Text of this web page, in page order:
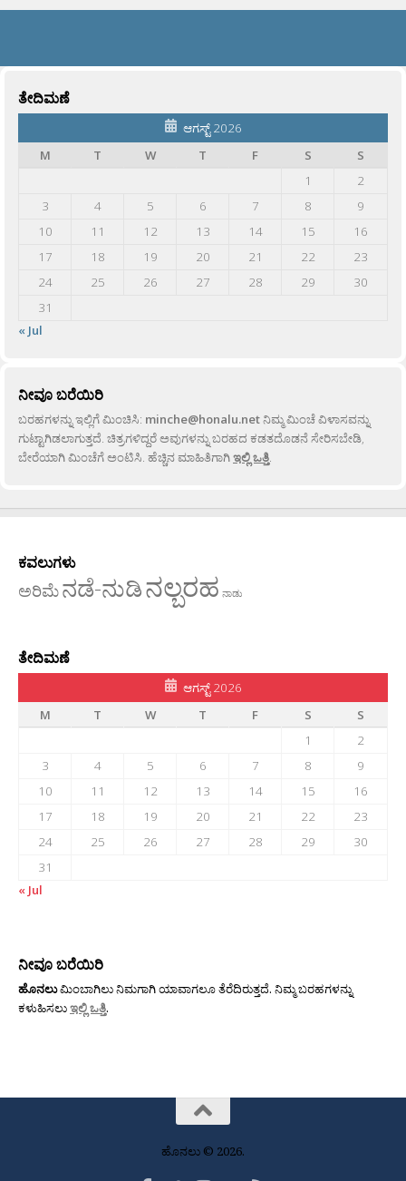
ತೇದಿಮಣೆ
ಆಗಸ್ಟ್ 2026
M
T W T F S
S
1
2
3
4 5 6 7 8
9
10
11 12 13 14 15
16
17
18 19 20 21 22
23
24
25 26 27 28 29
30
31
« Jul
ನೀವೂ ಬರೆಯಿರಿ
ಬರಹಗಳನ್ನು ಇಲ್ಲಿಗೆ ಮಿಂಚಿಸಿ: minche@honalu.netನಿಮ್ಮ ಮಿಂಚೆ ವಿಳಾಸವನ್ನು
ಗುಟ್ಟಾಗಿಡಲಾಗುತ್ತದೆ. ಚಿತ್ರಗಳಿದ್ದರೆ ಅವುಗಳನ್ನು ಬರಹದ ಕಡತದೊಡನೆ ಸೇರಿಸಬೇಡಿ,
ಬೇರೆಯಾಗಿ ಮಿಂಚೆಗೆ ಅಂಟಿಸಿ. ಹೆಚ್ಚಿನ ಮಾಹಿತಿಗಾಗಿಇಲ್ಲಿ ಒತ್ತಿ.
ಕವಲುಗಳು
ಅರಿಮೆನಡೆ-ನುಡಿನಲ್ಬರಹ ನಾಡು
ತೇದಿಮಣೆ
ಆಗಸ್ಟ್ 2026
M
T W T F S
S
1
2
3
4 5 6 7 8
9
10
11 12 13 14 15
16
17
18 19 20 21 22
23
24
25 26 27 28 29
30
31
« Jul
ನೀವೂ ಬರೆಯಿರಿ
ಹೊನಲುಮಿಂಬಾಗಿಲು ನಿಮಗಾಗಿ ಯಾವಾಗಲೂ ತೆರೆದಿರುತ್ತದೆ. ನಿಮ್ಮ ಬರಹಗಳನ್ನು
ಕಳುಹಿಸಲುಇಲ್ಲಿ ಒತ್ತಿ.
ಹೊನಲು © 2026.